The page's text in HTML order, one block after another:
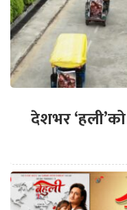
देशभर